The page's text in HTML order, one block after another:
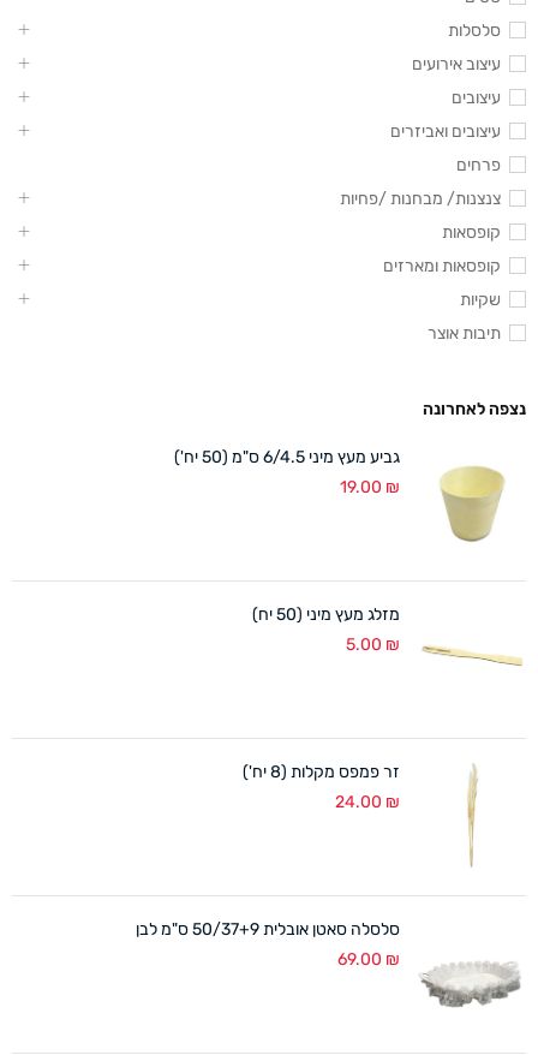
סלסלות
עיצוב אירועים
עיצובים
עיצובים ואביזרים
פרחים
צנצנות/ מבחנות /פחיות
קופסאות
קופסאות ומארזים
שקיות
תיבות אוצר
נצפה לאחרונה
גביע מעץ מיני 6/4.5 ס"מ (50 יח')
19.00 ₪
מזלג מעץ מיני (50 יח)
5.00 ₪
זר פמפס מקלות (8 יח')
24.00 ₪
סלסלה סאטן אובלית 50/37+9 ס"מ לבן
69.00 ₪